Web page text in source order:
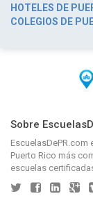
HOTELES DE
COLEGIOS DE
Sobre
EscuelasDePR.com
Puerto Rico más
escuelas